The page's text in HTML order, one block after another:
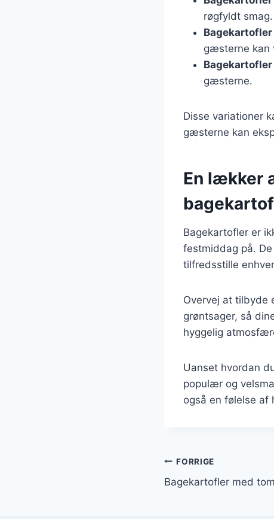
røgfyldt smag.
gæsterne kan
gæsterne.
Disse variationer
gæsterne kan
En lækker
Bagekartofler er
festmiddag på.
tilfredsstille
Overvej at tilbyde
grøntsager, så
hyggelig
Uanset hvordan
populær og
også en følelse af
FORRIGE
Bagekartofler med